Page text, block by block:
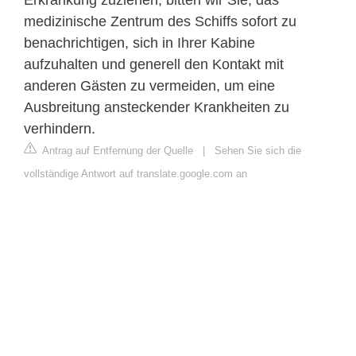
medizinische Zentrum des Schiffs sofort zu
benachrichtigen, sich in Ihrer Kabine
aufzuhalten und generell den Kontakt mit
anderen Gästen zu vermeiden, um eine
Ausbreitung ansteckender Krankheiten zu
verhindern.
Antrag auf Entfernung der Quelle
Sehen Sie sich die
vollständige Antwort auf translate.google.com an